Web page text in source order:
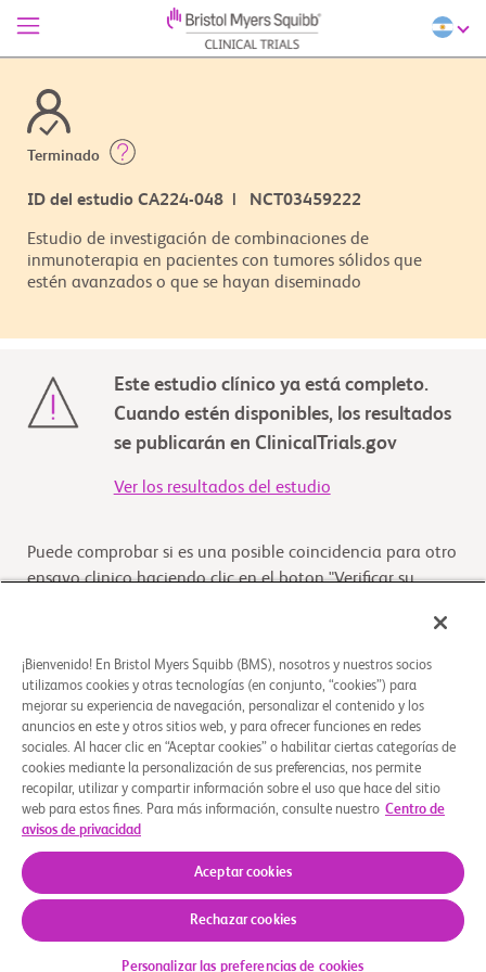
Terminado
ID del estudio CA224-048 | NCT03459222
Estudio de investigación de combinaciones de
inmunoterapia en pacientes con tumores sólidos que
estén avanzados o que se hayan diseminado
Este estudio clínico ya está completo.
Cuando estén disponibles, los resultados
se publicarán en ClinicalTrials.gov
Ver los resultados del estudio
Puede comprobar si es una posible coincidencia para otro
ensayo clinico haciendo clic en el boton "Verificar su
Verifique su elegibilidad
Descripción general
El propósito de este estudio es investigar la seguridad y la
actividad antitumoral de la terapia de combinación con
Aviso legal Política de privacidad
© 2026 Bristol-Myers Squibb Company
¡Bienvenido! En Bristol Myers Squibb (BMS), nosotros y nuestros socios
utilizamos cookies y otras tecnologías (en conjunto, “cookies”) para
mejorar su experiencia de navegación, personalizar el contenido y los
anuncios en este y otros sitios web, y para ofrecer funciones en redes
sociales. Al hacer clic en “Aceptar cookies” o habilitar ciertas categorías de
cookies mediante la personalización de sus preferencias, nos permite
recopilar, utilizar y compartir información sobre el uso que hace del sitio
web para estos fines. Para más información, consulte nuestro Centro de
avisos de privacidad
Aceptar cookies
Rechazar cookies
Personalizar las preferencias de cookies